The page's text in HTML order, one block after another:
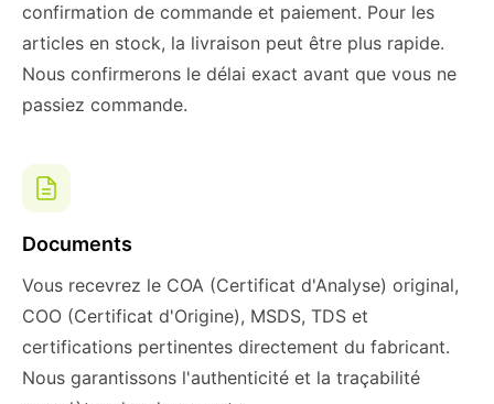
confirmation de commande et paiement. Pour les
articles en stock, la livraison peut être plus rapide.
Nous confirmerons le délai exact avant que vous ne
passiez commande.
Documents
Vous recevrez le COA (Certificat d'Analyse) original,
COO (Certificat d'Origine), MSDS, TDS et
certifications pertinentes directement du fabricant.
Nous garantissons l'authenticité et la traçabilité